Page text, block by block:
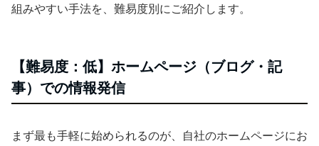
組みやすい手法を、難易度別にご紹介します。
【難易度：低】ホームページ（ブログ・記
事）での情報発信
まず最も手軽に始められるのが、自社のホームページにお